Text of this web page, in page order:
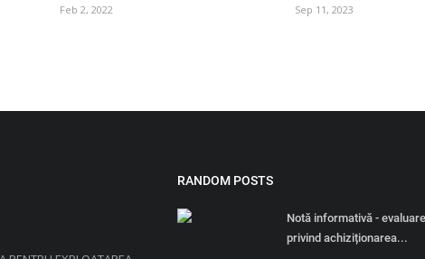
Feb 2, 2022 Sep 11, 2023
RANDOM POSTS
Notă informativă -
privind achiziționarea...